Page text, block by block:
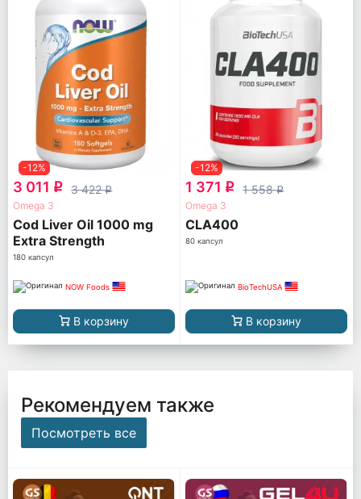
-12%
3 011 q 3 422q
Omega 3
Cod Liver Oil 1000 mg
Extra Strength
180 капсул
NOW Foods
В корзину
-12%
1 371 q 1 558q
Omega 3
CLA400
80 капсул
BioTechUSA
В корзину
Рекомендуем также
Посмотреть все